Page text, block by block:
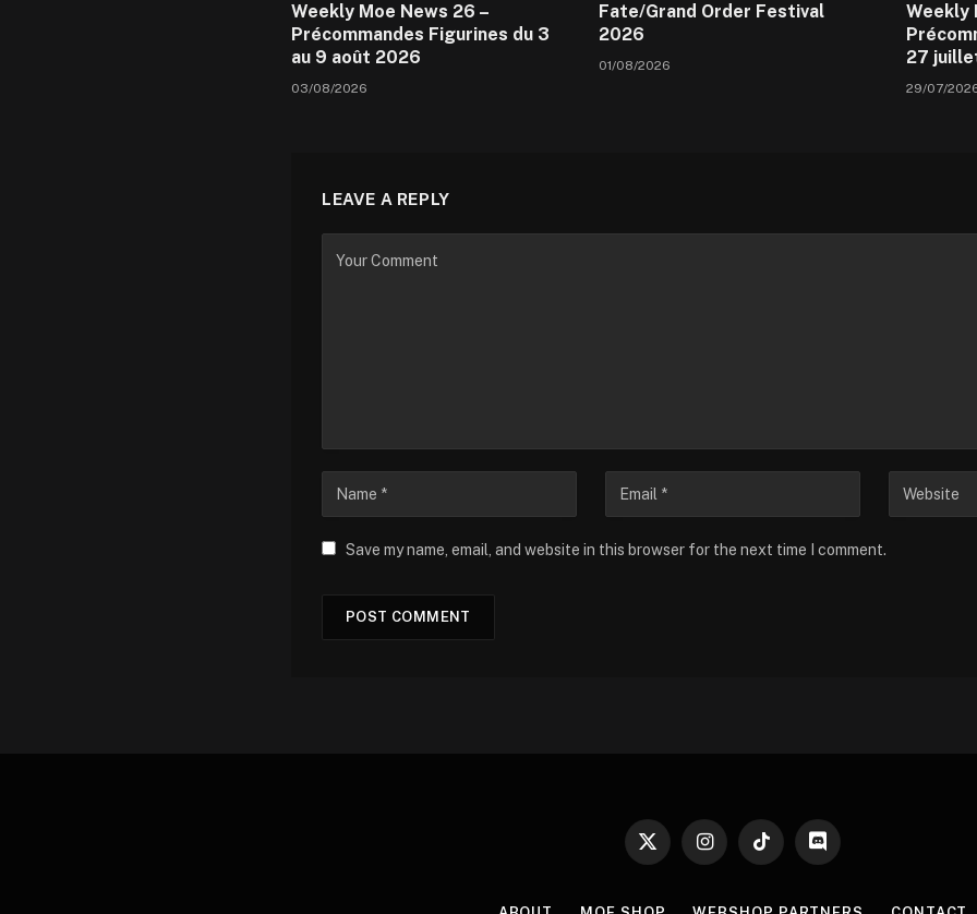
Weekly Moe News 26 –
Précommandes Figurines du 3
au 9 août 2026
03/08/2026
Fate/Grand Order Festival
2026
01/08/2026
Weekly
27
29/07/
LEAVE A REPLY
Save my name, email, and website in this browser for the next time I comment.
X
InstagramTikTok Discord